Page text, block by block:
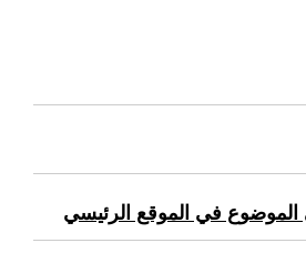
الموضوع في الموقع الرئيسي